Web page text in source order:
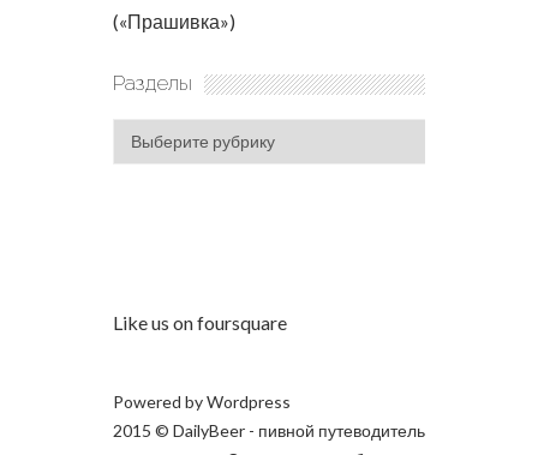
(«Прашивка»)
Разделы
Разделы
Like us on foursquare
Powered byWordpress
2015 © DailyBeer - пивной путеводитель